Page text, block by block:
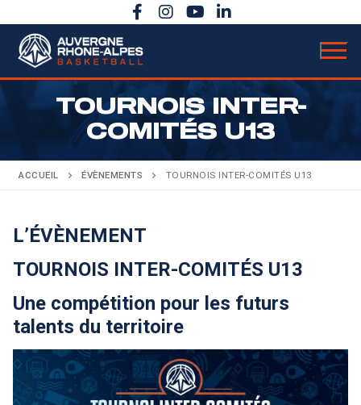
au
contenu
Présentation
Budget & chiffres clés
Partenaires
Charte graphique
ACTUALITÉS
Coupe territoriale
Finales régionales
Engagements
AuRA en rose
Assemblée Générale
Camps AuRA
Basket Citoyen
Basket Santé
3×3
Secrétariat & comptabilité
Bulletins officiels
Procès-Verbaux
ANNONCES
TOURNOIS INTER-
COMITÉS U13
ACCUEIL ÉVÈNEMENTS TOURNOIS INTER-COMITÉS U13
L’ÉVÈNEMENT
TOURNOIS INTER-COMITÉS U13
Une compétition pour les futurs
talents du territoire